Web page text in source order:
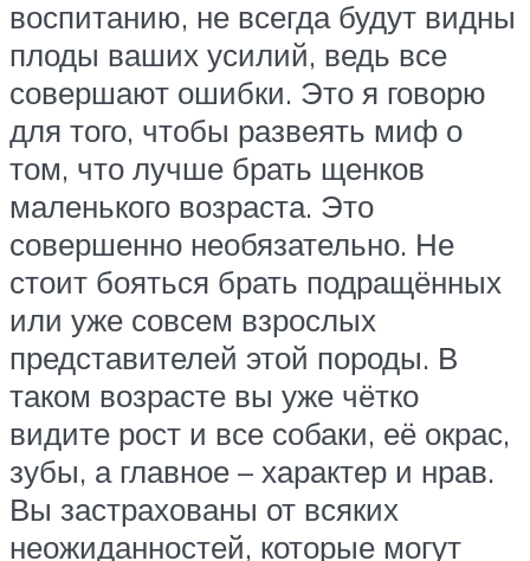
воспитанию, не всегда будут видны
плоды ваших усилий, ведь все
совершают ошибки. Это я говорю
для того, чтобы развеять миф о
том, что лучше брать щенков
маленького возраста. Это
совершенно необязательно. Не
стоит бояться брать подращённых
или уже совсем взрослых
представителей этой породы. В
таком возрасте вы уже чётко
видите рост и все собаки, её окрас,
зубы, а главное – характер и нрав.
Вы застрахованы от всяких
неожиданностей, которые могут